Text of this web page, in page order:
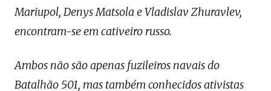
Mariupol, Denys Matsola e Vladislav Zhuravlev,
encontram-se em cativeiro russo.
Ambos não são apenas fuzileiros navais do
Batalhão 501, mas também conhecidos ativistas